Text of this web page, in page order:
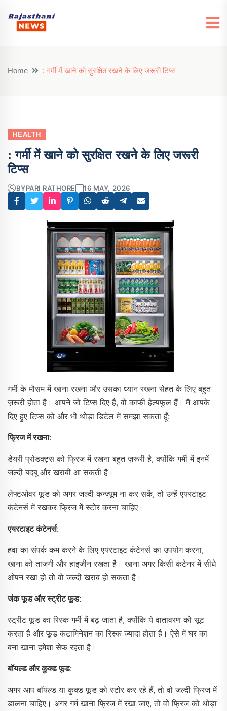
Home : गर्मी में खाने को सुरक्षित रखने के लिए जरूरी टिप्स
HEALTH
: गर्मी में खाने को सुरक्षित रखने के लिए जरूरी
टिप्स
BYPARI RATHORE 16 MAY, 2026
गर्मी के मौसम में खाना रखना और उसका ध्यान रखना सेहत के लिए बहुत
ज़रूरी होता है। आपने जो टिप्स दिए हैं, वो काफी हेल्पफुल हैं। मैं आपके
दिए हुए टिप्स को और भी थोड़ा डिटेल में समझा सकता हूँ:
फ्रिज में रखना:
डेयरी प्रोडक्ट्स को फ्रिज में रखना बहुत ज़रूरी है, क्योंकि गर्मी में इनमें
जल्दी बदबू और खराबी आ सकती है।
लेफ्टओवर फूड को अगर जल्दी कन्ज्यूम ना कर सकें, तो उन्हें एयरटाइट
कंटेनर्स में रखकर फ्रिज में स्टोर करना चाहिए।
एयरटाइट कंटेनर्स:
हवा का संपर्क कम करने के लिए एयरटाइट कंटेनर्स का उपयोग करना,
खाना को ताजगी और हाइजीन रखता है। खाना अगर किसी कंटेनर में सीधे
ओपन रखा हो तो वो जल्दी खराब हो सकता है।
जंक फूड और स्ट्रीट फूड:
स्ट्रीट फूड का रिस्क गर्मी में बढ़ जाता है, क्योंकि ये वातावरण को सूट
करता है और फूड कंटामिनेशन का रिस्क ज्यादा होता है। ऐसे में घर का
बना खाना हमेशा सेफ रहता है।
बॉयल्ड और कुक्ड फूड:
अगर आप बॉयल्ड या कुक्ड फूड को स्टोर कर रहे हैं, तो वो जल्दी फ्रिज में
डालना चाहिए। अगर गर्म खाना फ्रिज में रखा जाए, तो वो फ्रिज को थोड़ा